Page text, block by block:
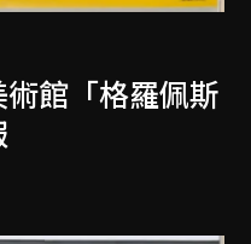
術館「格羅佩斯